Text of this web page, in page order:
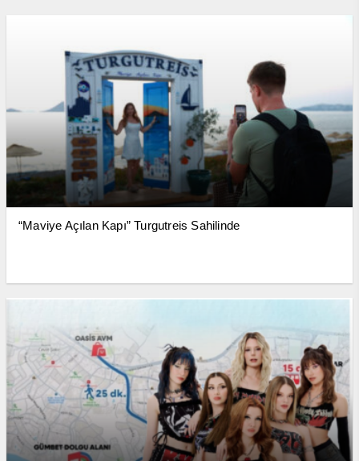
“Maviye Açılan Kapı” Turgutreis Sahilinde